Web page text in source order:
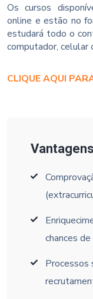
Os cursos
online e estão no
estudará todo o
computador, celular
CLIQUE AQUI
chances
Processos